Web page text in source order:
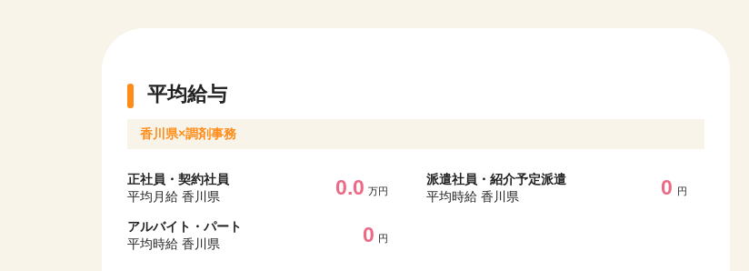
平均給与
香川県×調剤事務
正社員・契約社員
平均月給 香川県
0.0 万円
派遣社員・紹介予定派遣
平均時給 香川県
0 円
アルバイト・パート
平均時給 香川県
0 円